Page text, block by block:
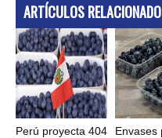
ARTÍCULOS
Perú proyecta 404
Envases